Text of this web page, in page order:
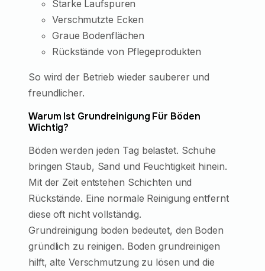
Starke Laufspuren
Verschmutzte Ecken
Graue Bodenflächen
Rückstände von Pflegeprodukten
So wird der Betrieb wieder sauberer und
freundlicher.
Warum Ist Grundreinigung Für Böden
Wichtig?
Böden werden jeden Tag belastet. Schuhe
bringen Staub, Sand und Feuchtigkeit hinein.
Mit der Zeit entstehen Schichten und
Rückstände. Eine normale Reinigung entfernt
diese oft nicht vollständig.
Grundreinigung boden bedeutet, den Boden
gründlich zu reinigen. Boden grundreinigen
hilft, alte Verschmutzung zu lösen und die